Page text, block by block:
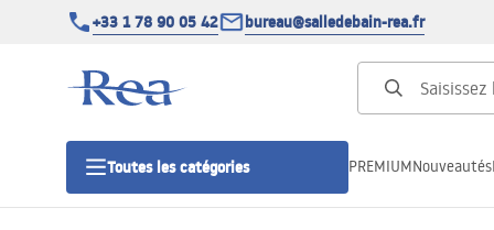
+33 1 78 90 05 42 bureau@salledebain-rea.fr
Toutes les catégories PREMIUMNouveautés